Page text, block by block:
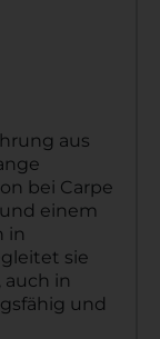
aus
bei Carpe
einem
in
sie
auch in
und